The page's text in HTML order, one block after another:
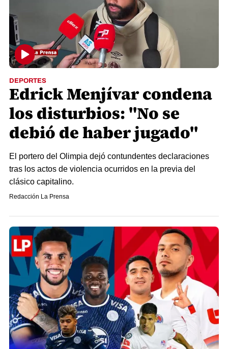
DEPORTES
Edrick Menjívar condena
los disturbios: "No se
debió de haber jugado"
El portero del Olimpia dejó contundentes declaraciones
tras los actos de violencia ocurridos en la previa del
clásico capitalino.
Redacción La Prensa